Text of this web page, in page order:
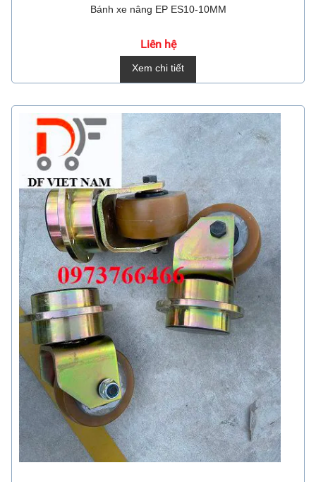
Bánh xe nâng EP ES10-10MM
Liên hệ
Xem chi tiết